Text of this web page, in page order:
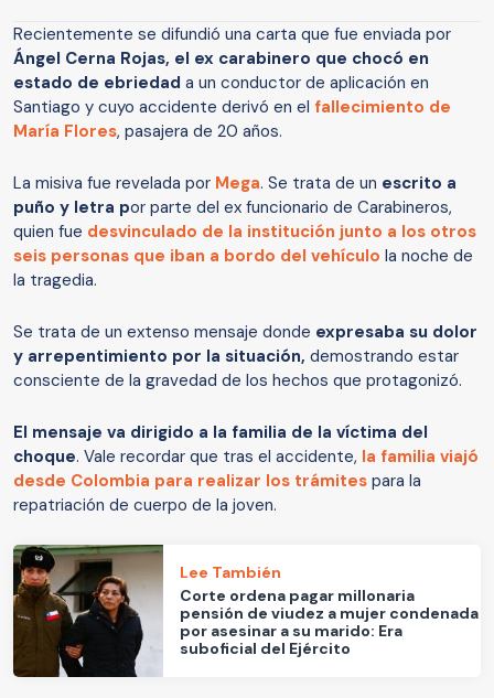
Recientemente se difundió una carta que fue enviada por
Ángel Cerna Rojas, el ex carabinero que chocó en
estado de ebriedad a un conductor de aplicación en
Santiago y cuyo accidente derivó en el fallecimiento de
María Flores, pasajera de 20 años.
La misiva fue revelada por Mega. Se trata de un escrito a
puño y letra por parte del ex funcionario de Carabineros,
quien fue desvinculado de la institución junto a los otros
seis personas que iban a bordo del vehículo la noche de
la tragedia.
Se trata de un extenso mensaje donde expresaba su dolor
y arrepentimiento por la situación, demostrando estar
consciente de la gravedad de los hechos que protagonizó.
El mensaje va dirigido a la familia de la víctima del
choque. Vale recordar que tras el accidente, la familia viajó
desde Colombia para realizar los trámites para la
repatriación de cuerpo de la joven.
Lee También
Corte ordena pagar millonaria
pensión de viudez a mujer condenada
por asesinar a su marido: Era
suboficial del Ejército